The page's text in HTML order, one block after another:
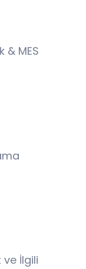
& MES
İlgili